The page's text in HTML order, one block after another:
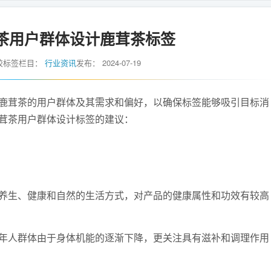
用户群体设计鹿茸茶标签
标签栏目： 行业资讯发布： 2024-07-19
的用户群体及其需求和偏好，以确保标签能够吸引目标消
用户群体设计标签的建议：
健康和自然的生活方式，对产品的健康属性和功效有较高
体由于身体机能的逐渐下降，更关注具有滋补和调理作用